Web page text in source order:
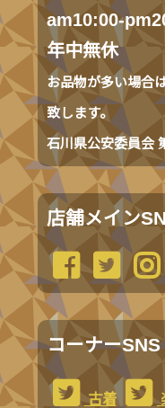
am10:00-
年中無休
お品物が多い場合
致します。
石川県公安委員会
店舗メイン
コーナーSNS
古着